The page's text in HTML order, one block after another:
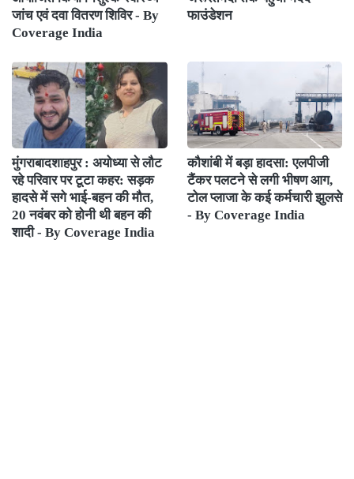
जांच एवं दवा वितरण शिविर - By
Coverage India
फाउंडेशन
मुंगराबादशाहपुर : अयोध्या से लौट
रहे परिवार पर टूटा कहर: सड़क
हादसे में सगे भाई-बहन की मौत,
20 नवंबर को होनी थी बहन की
शादी - By Coverage India
कौशांबी में बड़ा हादसा: एलपीजी
टैंकर पलटने से लगी भीषण आग,
टोल प्लाजा के कई कर्मचारी झुलसे
- By Coverage India